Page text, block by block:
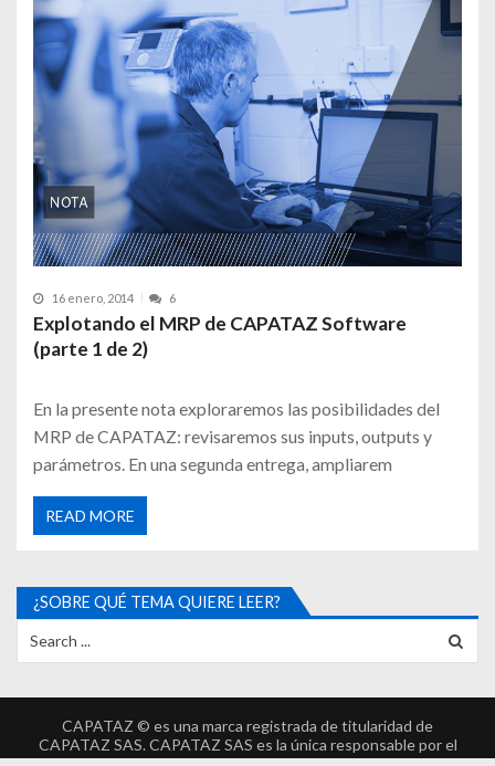
16 enero, 2014 6
Explotando el MRP de CAPATAZ Software
(parte 1 de 2)
En la presente nota exploraremos las posibilidades del
MRP de CAPATAZ: revisaremos sus inputs, outputs y
parámetros. En una segunda entrega, ampliarem
READ MORE
¿SOBRE QUÉ TEMA QUIERE LEER?
CAPATAZ © es una marca registrada de titularidad de
CAPATAZ SAS. CAPATAZ SAS es la única responsable por el